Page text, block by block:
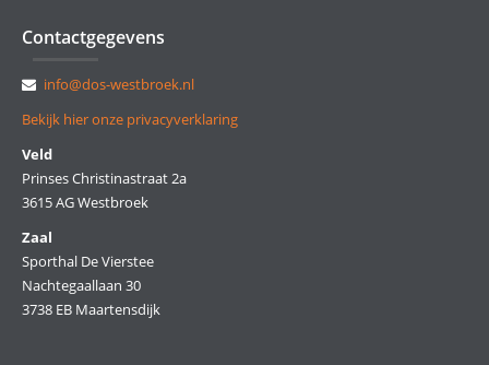
Contactgegevens
info@dos-westbroek.nl
Bekijk hier onze privacyverklaring
Veld
Prinses Christinastraat 2a
3615 AG Westbroek
Zaal
Sporthal De Vierstee
Nachtegaallaan 30
3738 EB Maartensdijk